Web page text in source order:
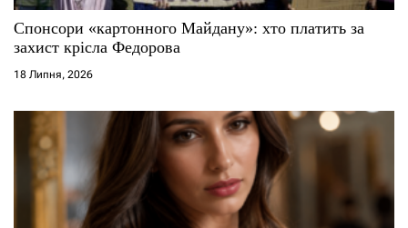
Спонсори «картонного Майдану»: хто платить за
захист крісла Федорова
18 Липня, 2026